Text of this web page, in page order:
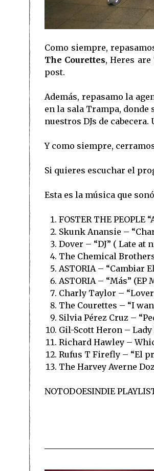
Como siempre,
The Courettes, Heres
post.
Además, repasamo la
en la sala Trampa, donde
nuestros DJs de
Y como siempre,
Si quieres escuchar el
Esta es la música que
FOSTER THE PEOPLE
Skunk Anansie –
Dover – “DJ” ( Late at
The Chemical
ASTORIA – “Cambiar
ASTORIA – “Más” (EP
Charly Taylor –
The Courettes – “I
Silvia Pérez Cruz –
Gil-Scott Heron –
Richard Hawley –
Rufus T Firefly – “El
The Harvey Averne
NOTODOESINDIE